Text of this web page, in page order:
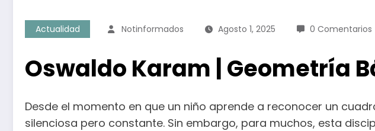
Actualidad Notinformados Agosto 1, 2025 0 Comentarios
Oswaldo Karam | Geometría
Desde el momento en que un niño aprende a reconocer un
silenciosa pero constante. Sin embargo, para muchos, esta